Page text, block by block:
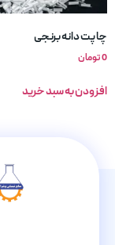
چاپت دانه برنجی
0تومان
افزودن به سبد خرید